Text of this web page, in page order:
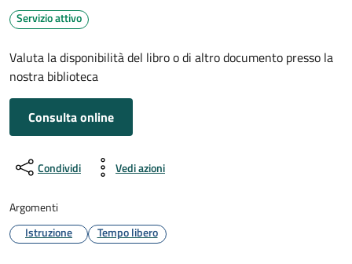
Servizio attivo
Valuta la disponibilità del libro o di altro documento presso la
nostra biblioteca
Consulta online
Condividi Vedi azioni
Argomenti
Istruzione
Tempo libero